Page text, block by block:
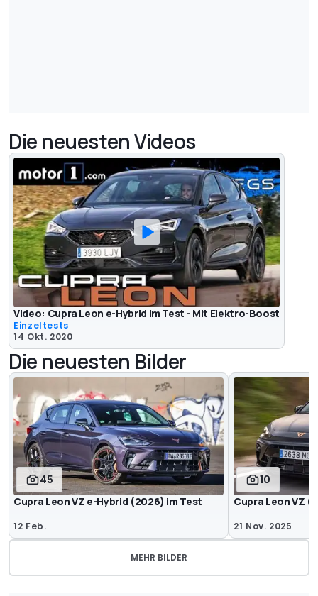
Die neuesten Videos
Video: Cupra Leon e-Hybrid im Test - Mit Elektro-Boost
Einzeltests
14 Okt. 2020
Die neuesten Bilder
45
Cupra Leon VZ e-Hybrid (2026) im Test
12 Feb.
10
Cupra Leon VZ
21 Nov. 2025
MEHR BILDER